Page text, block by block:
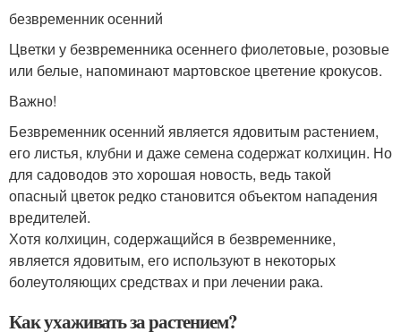
безвременник осенний
Цветки у безвременника осеннего фиолетовые, розовые
или белые, напоминают мартовское цветение крокусов.
Важно!
Безвременник осенний является ядовитым растением,
его листья, клубни и даже семена содержат колхицин. Но
для садоводов это хорошая новость, ведь такой
опасный цветок редко становится объектом нападения
вредителей.
Хотя колхицин, содержащийся в безвременнике,
является ядовитым, его используют в некоторых
болеутоляющих средствах и при лечении рака.
Как ухаживать за растением?